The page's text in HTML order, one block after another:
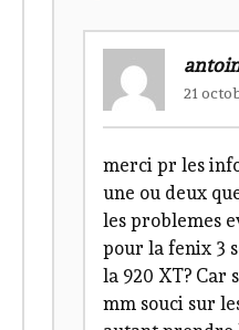
21
merci pr les
une ou deux
les problemes
pour la fenix 3
la 920 XT? Car
mm souci sur